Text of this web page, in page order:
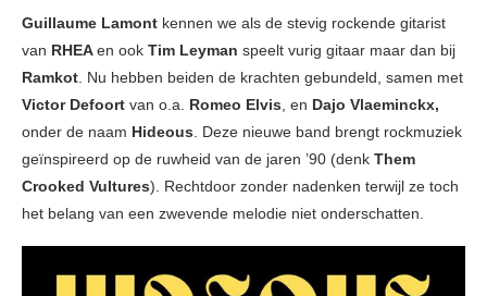
Guillaume Lamont kennen we als de stevig rockende gitarist
van RHEAen ook Tim Leyman speelt vurig gitaar maar dan bij
Ramkot. Nu hebben beiden de krachten gebundeld, samen met
Victor Defoort van o.a. Romeo Elvis, en Dajo Vlaeminckx,
onder de naam Hideous. Deze nieuwe band brengt rockmuziek
geïnspireerd op de ruwheid van de jaren ’90 (denk Them
Crooked Vultures). Rechtdoor zonder nadenken terwijl ze toch
het belang van een zwevende melodie niet onderschatten.